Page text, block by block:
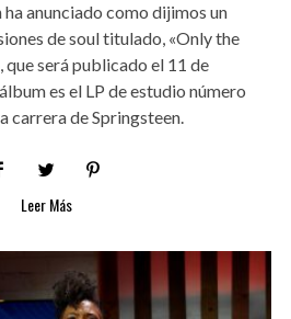
anunciado como dijimos un
de soul titulado, «Only the
que será publicado el 11 de
es el LP de estudio número
carrera de Springsteen.
Leer Más